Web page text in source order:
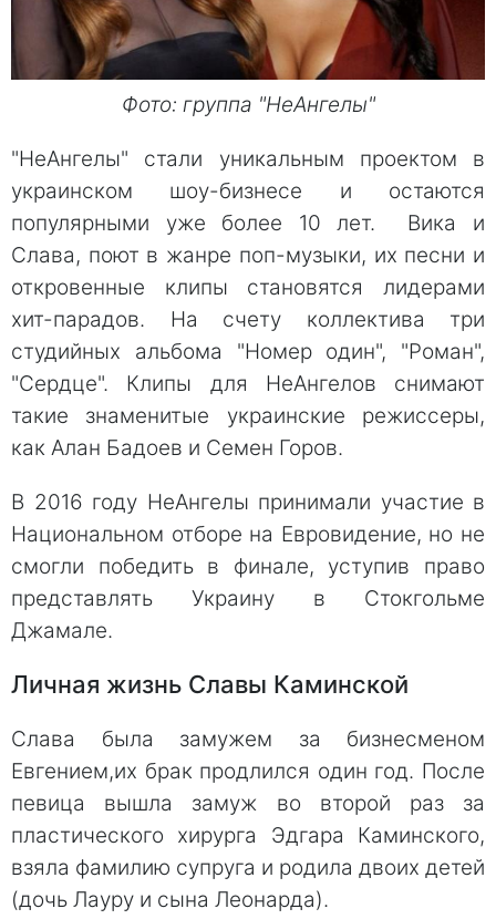
Фото: группа "НеАнгелы"
"НеАнгелы" стали уникальным проектом в
украинском шоу-бизнесе и остаются
популярными уже более 10 лет. Вика и
Слава, поют в жанре поп-музыки, их песни и
откровенные клипы становятся лидерами
хит-парадов. На счету коллектива три
студийных альбома "Номер один", "Роман",
"Сердце". Клипы для НеАнгелов снимают
такие знаменитые украинские режиссеры,
как Алан Бадоев и Семен Горов.
В 2016 году НеАнгелы принимали участие в
Национальном отборе на Евровидение, но не
смогли победить в финале, уступив право
представлять Украину в Стокгольме
Джамале.
Личная жизнь Славы Каминской
Слава была замужем за бизнесменом
Евгением,их брак продлился один год. После
певица вышла замуж во второй раз за
пластического хирурга Эдгара Каминского,
взяла фамилию супруга и родила двоих детей
(дочь Лауру и сына Леонарда).